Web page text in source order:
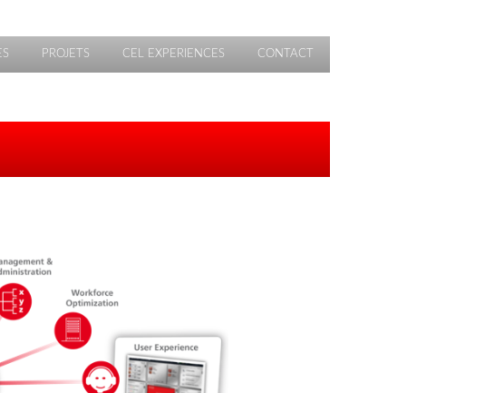
PROJETS CEL EXPERIENCES CONTACT